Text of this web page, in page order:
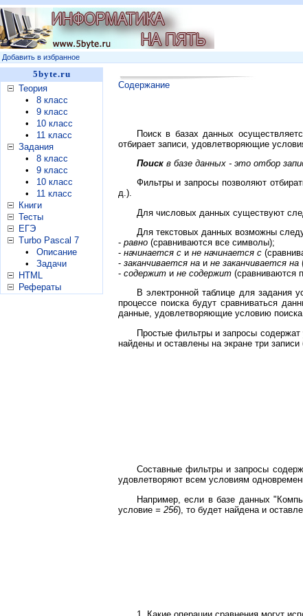
Добавить в избранное
5byte.ru
Теория
•
8 класс
•
9 класс
•
10 класс
•
11 класс
Задания
•
8 класс
•
9 класс
•
10 класс
•
11 класс
Книги
Тесты
ЕГЭ
Turbo Pascal 7
•
Описание
•
Задачи
HTML
Рефераты
Содержание
Поиск в базах данных
отбирает записи, удовлетворяющие
Поискв базе данных - это отбор
Фильтры и запросы позволяют
д.).
Для числовых данных существуют
Для текстовых данных возможны
- равно (сравниваются все символы);
- начинается с и не начинается с
- заканчивается на и не заканчивается на
- содержит и не содержит (сравниваются
В электронной таблице для задания
процессе поиска будут сравниваться
данные, удовлетворяющие условию
Простые фильтры и запросы
найдены и оставлены на экране три
Составные фильтры и запросы
удовлетворяют всем условиям
Например, если в базе данных
условие = 256), то будет найдена и